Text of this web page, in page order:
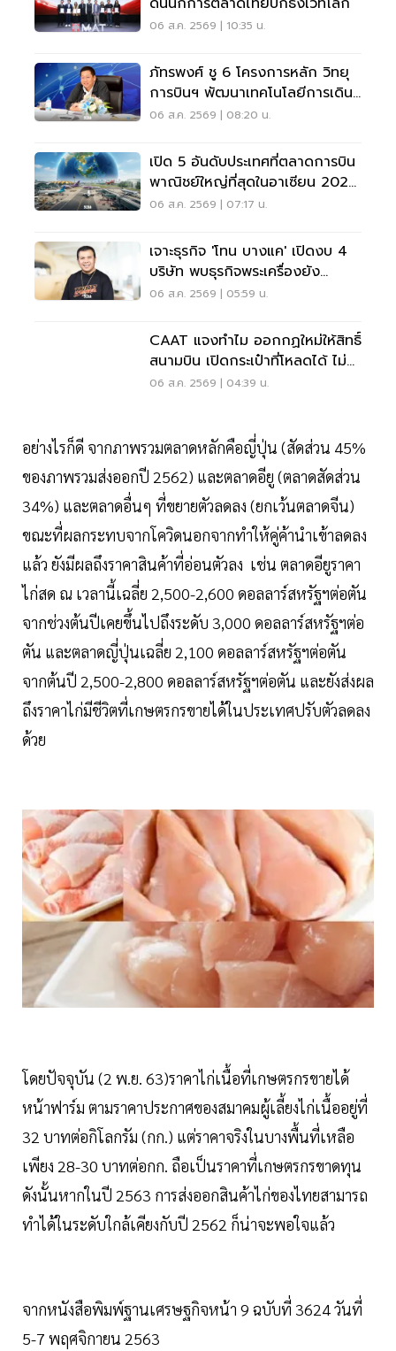
06 ส.ค. 2569 | 10:35 น.
ภัทรพงศ์ ชู 6 โครงการหลัก วิทยุ
การบินฯ พัฒนาเทคโนโลยีการเดิน
อากาศ การบินยุคใหม่
06 ส.ค. 2569 | 08:20 น.
เปิด 5 อันดับประเทศที่ตลาดการบิน
พาณิชย์ใหญ่ที่สุดในอาเซียน 2026
เวียดนามแซงไทยแล้ว
06 ส.ค. 2569 | 07:17 น.
เจาะธุรกิจ 'โทน บางแค' เปิดงบ 4
บริษัท พบธุรกิจพระเครื่องยัง
ขาดทุน
06 ส.ค. 2569 | 05:59 น.
CAAT แจงทำไม ออกกฏใหม่ให้สิทธิ์
สนามบิน เปิดกระเป๋าที่โหลดได้ ไม่
ต้องเรียกเจ้าของ
06 ส.ค. 2569 | 04:39 น.
อย่างไรก็ดี จากภาพรวมตลาดหลักคือญี่ปุ่น (สัดส่วน 45%
ของภาพรวมส่งออกปี 2562) และตลาดอียู (ตลาดสัดส่วน
34%) และตลาดอื่นๆ ที่ขยายตัวลดลง (ยกเว้นตลาดจีน)
ขณะที่ผลกระทบจากโควิดนอกจากทำให้คู่ค้านำเข้าลดลง
แล้ว ยังมีผลถึงราคาสินค้าที่อ่อนตัวลง เช่น ตลาดอียูราคา
ไก่สด ณ เวลานี้เฉลี่ย 2,500-2,600 ดอลลาร์สหรัฐฯต่อตัน
จากช่วงต้นปีเคยขึ้นไปถึงระดับ 3,000 ดอลลาร์สหรัฐฯต่อ
ตัน และตลาดญี่ปุ่นเฉลี่ย 2,100 ดอลลาร์สหรัฐฯต่อตัน
จากต้นปี 2,500-2,800 ดอลลาร์สหรัฐฯต่อตัน และยังส่งผล
ถึงราคาไก่มีชีวิตที่เกษตรกรขายได้ในประเทศปรับตัวลดลง
ด้วย
โดยปัจจุบัน (2 พ.ย. 63)ราคาไก่เนื้อที่เกษตรกรขายได้
หน้าฟาร์ม ตามราคาประกาศของสมาคมผู้เลี้ยงไก่เนื้ออยู่ที่
32 บาทต่อกิโลกรัม (กก.) แต่ราคาจริงในบางพื้นที่เหลือ
เพียง 28-30 บาทต่อกก. ถือเป็นราคาที่เกษตรกรขาดทุน
ดังนั้นหากในปี 2563 การส่งออกสินค้าไก่ของไทยสามารถ
ทำได้ในระดับใกล้เคียงกับปี 2562 ก็น่าจะพอใจแล้ว
จากหนังสือพิมพ์ฐานเศรษฐกิจหน้า 9 ฉบับที่ 3624 วันที่
5-7 พฤศจิกายน 2563